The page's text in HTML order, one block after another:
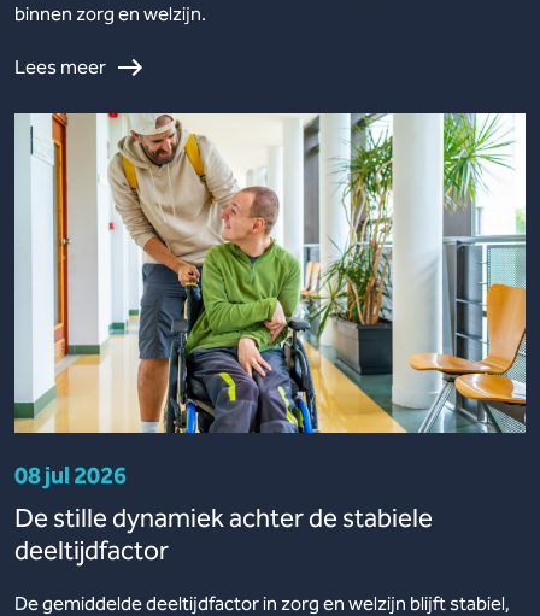
binnen zorg en welzijn.
Lees meer
08 jul 2026
De stille dynamiek achter de stabiele
deeltijdfactor
De gemiddelde deeltijdfactor in zorg en welzijn blijft stabiel,